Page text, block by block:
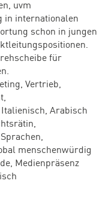
uvm
in internationalen
schon in jungen
für
Vertrieb,
Arabisch
menschenwürdig
Medienpräsenz